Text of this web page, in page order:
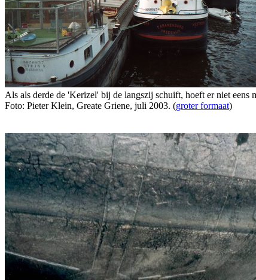
Als als derde de 'Kerizel' bij de langszij schuift, hoeft er niet
Foto: Pieter Klein, Greate Griene, juli 2003. (groter formaat)